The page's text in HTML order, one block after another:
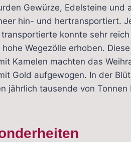
Gewürze, Edelsteine und
hin- und hertransportiert.
konnte sehr
Wegezölle erhoben.
Kamelen machten das
Gold aufgewogen. In der
jährlich tausende von Tonnen